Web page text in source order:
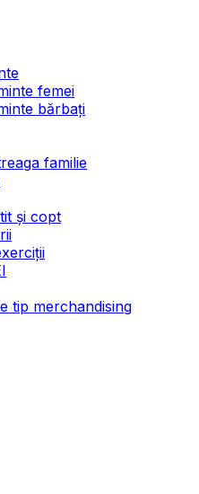
femei
bărbați
familie
și copt
tip merchandising